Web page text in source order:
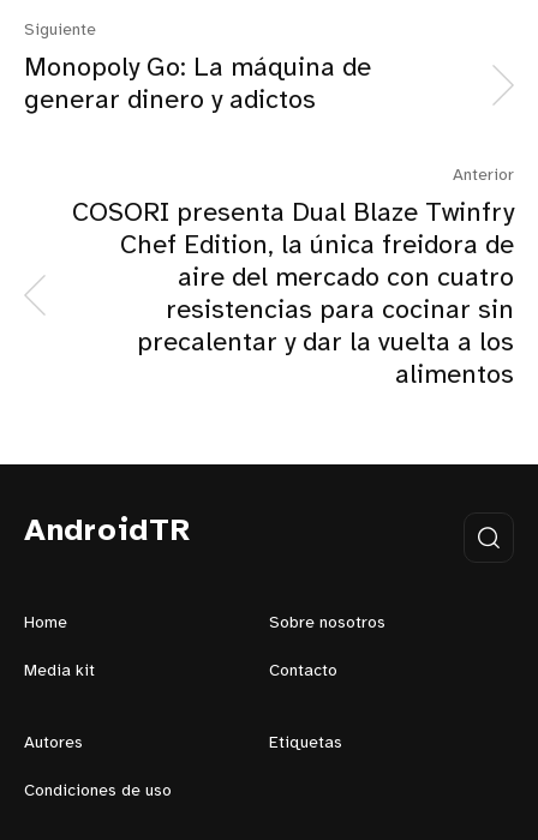
Siguiente
Monopoly Go: La máquina de
generar dinero y adictos
Anterior
COSORI presenta Dual Blaze Twinfry
Chef Edition, la única freidora de
aire del mercado con cuatro
resistencias para cocinar sin
precalentar y dar la vuelta a los
alimentos
AndroidTR
Home Sobre nosotros
Media kit Contacto
Autores Etiquetas
Condiciones de uso